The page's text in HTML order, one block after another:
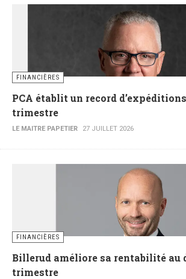
FINANCIÈRES
PCA établit un record
trimestre
LE MAITRE PAPETIER 27 JUILLET 2026
FINANCIÈRES
Billerud améliore sa rentabilité au
trimestre